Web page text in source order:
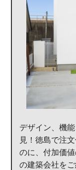
デザイン、機
見！徳島で注
のに、付加価
の建築会社を